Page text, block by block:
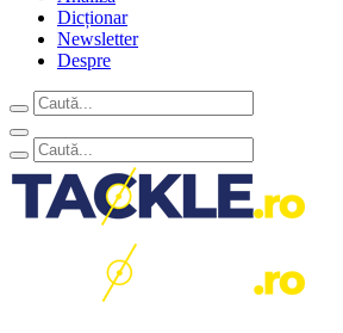
Dicționar
Newsletter
Despre